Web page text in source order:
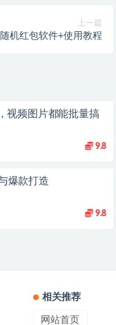
上一篇
机红包软件+使用教程
视频图片都能批量搞
9.8
爆款打造
9.8
相关推荐
网站首页